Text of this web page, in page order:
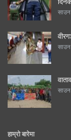
हाम्रो बारेमा